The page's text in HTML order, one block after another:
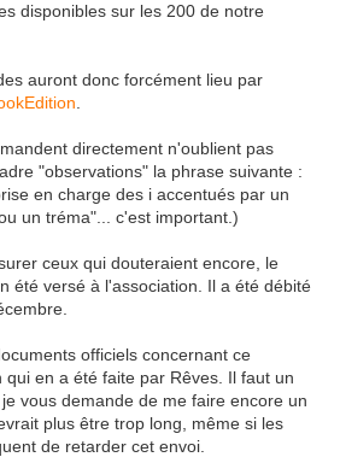
disponibles sur les 200 de notre
auront donc forcément lieu par
directement n'oublient pas
"observations" la phrase suivante :
en charge des i accentués par un
un tréma"... c'est important.)
ceux qui douteraient encore, le
été versé à l'association. Il a été débité
officiels concernant ce
en a été faite par Rêves. Il faut un
vous demande de me faire encore un
plus être trop long, même si les
de retarder cet envoi.